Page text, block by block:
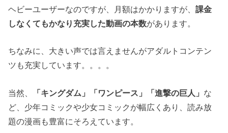
ヘビーユーザーなのですが、月額はかかりますが、課金
しなくてもかなり充実した動画の本数があります。
ちなみに、大きい声では言えませんがアダルトコンテン
ツも充実しています。。。。
当然、 「キングダム」「ワンピース」「進撃の巨人」 な
ど、少年コミックや少女コミックが幅広くあり、読み放
題の漫画も豊富にそろえています。